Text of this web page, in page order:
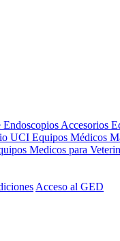
Endoscopios Accesorios
UCI Equipos Médicos
Medicos para
Acceso al GED